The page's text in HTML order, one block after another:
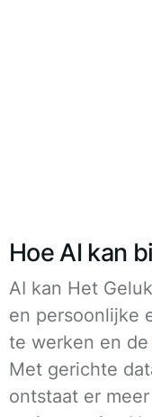
Hoe AI kan
AI kan Het
en persoonlijke
te werken en
Met gerichte
ontstaat er